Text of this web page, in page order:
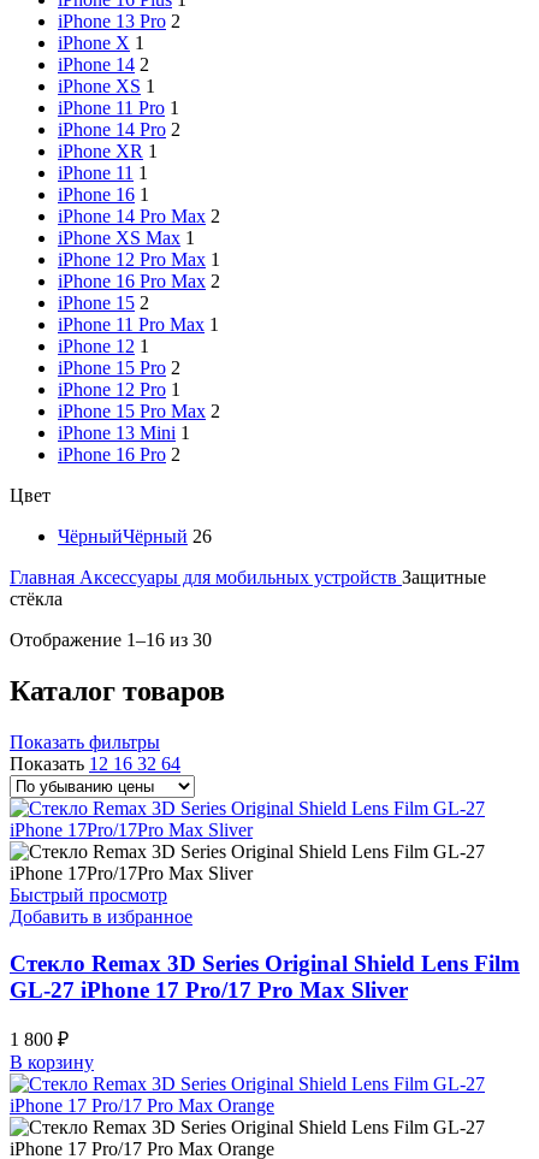
iPhone 13 Pro 2
iPhone X 1
iPhone 14 2
iPhone XS 1
iPhone 11 Pro 1
iPhone 14 Pro 2
iPhone XR 1
iPhone 11 1
iPhone 16 1
iPhone 14 Pro Max 2
iPhone XS Max 1
iPhone 12 Pro Max 1
iPhone 16 Pro Max 2
iPhone 15 2
iPhone 11 Pro Max 1
iPhone 12 1
iPhone 15 Pro 2
iPhone 12 Pro 1
iPhone 15 Pro Max 2
iPhone 13 Mini 1
iPhone 16 Pro 2
Цвет
ЧёрныйЧёрный 26
Главная Аксессуары для мобильных устройств Защитные
стёкла
Отображение 1–16 из 30Цены:
Каталог товаров
Показать фильтры
Показать 12 16 32 64
Быстрый просмотр
Добавить в избранное
Стекло Remax 3D Series Original Shield Lens Film
GL-27 iPhone 17 Pro/17 Pro Max Sliver
1 800 ₽
В корзину